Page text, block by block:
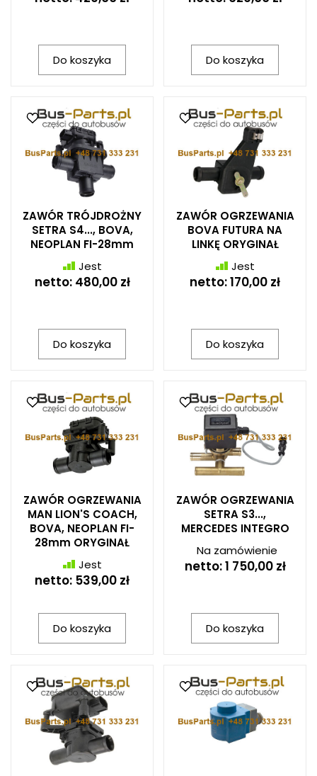
Do koszyka Do koszyka
ZAWÓR TRÓJDROŻNY
SETRA S4..., BOVA,
NEOPLAN FI-28mm
Jest
netto: 480,00 zł
Do koszyka
ZAWÓR OGRZEWANIA
BOVA FUTURA NA
LINKĘ ORYGINAŁ
Jest
netto:170,00 zł
Do koszyka
ZAWÓR OGRZEWANIA
MAN LION'S COACH,
BOVA, NEOPLAN FI-
28mm ORYGINAŁ
Jest
netto: 539,00 zł
Do koszyka
ZAWÓR OGRZEWANIA
SETRA S3...,
MERCEDES INTEGRO
Na zamówienie
netto:1 750,00 zł
Do koszyka